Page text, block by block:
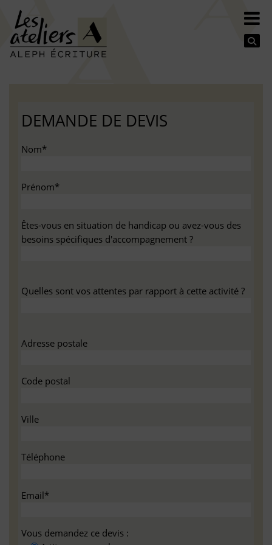
DEMANDE DE DEVIS
Nom*
Prénom*
Êtes-vous en situation de handicap ou avez-vous des
besoins spécifiques d'accompagnement ?
Quelles sont vos attentes par rapport à cette activité ?
Adresse postale
Code postal
Ville
Téléphone
Email*
Vous demandez ce devis :